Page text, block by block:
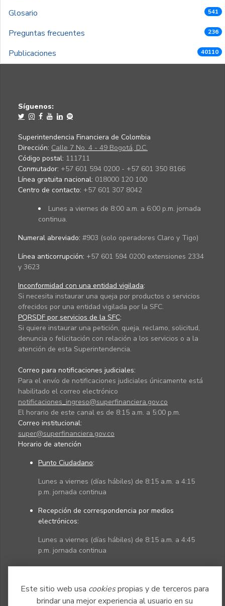
Este sitio web usa cookiespropias y de terceros para
brindar una mejor experiencia al usuario en su
Glosario 541
Preguntas frecuentes 236
Publicaciones 40110
Síguenos:
Superintendencia Financiera de Colombia
Dirección: Calle 7 No. 4 - 49 Bogotá, D.C.
Código postal: 111711
Conmutador: +57 601 594 0200 - +57 601 350 8166
Línea gratuita nacional: 018000 120 100
Centro de contacto: +57 601 307 8042
Lunes a viernes de 8:00 a.m. a 6:00 p.m. jornada
continua.
Numeral abreviado: #903 (solo operadores Claro y Tigo)
Línea anticorrupción: +57 601 594 0200 extensiones 2334
y 3623
Inconformidad con una entidad vigilada:
Si necesita instaurar una queja por productos o servicios
ofrecidos por una entidad vigilada por la SFC.
PQRSDF por servicios de la SFC:
Si quiere instaurar una petición, queja, reclamo, solicitud,
denuncia o felicitación con relación a los servicios o a la
atención de esta Superintendencia.
Correo para notificaciones judiciales:
Para el envío de notificaciones judiciales únicamente está
habilitado el correo electrónico
notificaciones_ingreso@superfinanciera.gov.co
El horario de este canal es de 8:15 a.m. a 5:00 p.m.
Correo institucional:
super@superfinanciera.gov.co
Horario de atención
Punto Ciudadano:
Lunes a viernes (días hábiles) de 8:15 a.m. a 4:15
p.m. jornada continua
Recepción de correspondencia por medios
electrónicos:
Lunes a viernes (días hábiles) de 8:15 a.m. a 4:45
p.m. jornada continua